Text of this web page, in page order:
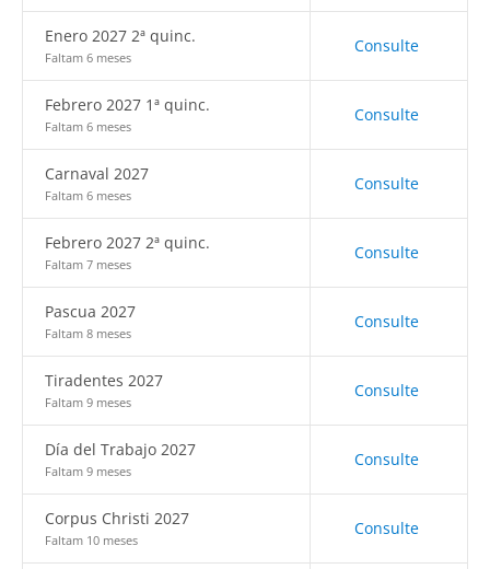
Enero 2027 2ª quinc.
Faltam 6 meses
Consulte
Febrero 2027 1ª quinc.
Faltam 6 meses
Consulte
Carnaval 2027
Faltam 6 meses
Consulte
Febrero 2027 2ª quinc.
Faltam 7 meses
Consulte
Pascua 2027
Faltam 8 meses
Consulte
Tiradentes 2027
Faltam 9 meses
Consulte
Día del Trabajo 2027
Faltam 9 meses
Consulte
Corpus Christi 2027
Faltam 10 meses
Consulte